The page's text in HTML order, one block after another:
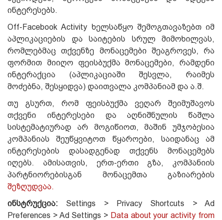
ინტერესებს.
Off-Facebook Activity ხელსაწყო შემოგთავაზებთ იმ
აპლიკაციების და საიტების სრულ მიმოხილვას,
რომლებმაც თქვენზე მონაცემები შეაგროვეს, რა
ფორმით მიიღო ფეისბუქმა მონაცემები, რამდენი
ინტერაქცია (აპლიკაციაში შესვლა, რაიმეს
მოძებნა, შესყიდვა) დაითვალა კომპანიამ და ა.შ.
თუ გსურთ, რომ ფეისბუქმა ვეღარ შეიმუშავოს
თქვენი ინტერესები და აღნიშნულის წაშლა
სისტემატიურად არ მოგიწიოთ, მაშინ უმჯობესია
კომპანიას შეუწყვიტოთ წყაროები, საიდანაც ამ
ინტერესების დასადგენად თქვენს მონაცემებს
იღებს. ამისათვის, ერთ-ერთი გზა, კომპანიის
პარტნიორებისგან მონაცემთა გაზიარების
შეზღუდვაა.
ინსტრუქცია: Settings > Privacy Shortcuts > Ad
Preferences > Ad Settings > Data about your activity from